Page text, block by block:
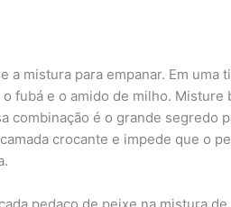
a mistura para empanar. Em uma
fubá e o amido de milho. Misture
combinação é o grande segredo
crocante e impede que o
pedaço de peixe na mistura de